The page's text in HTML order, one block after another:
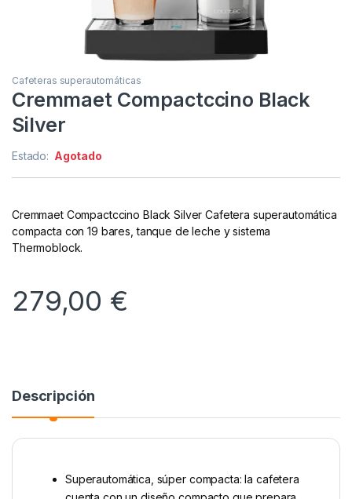
Cafeteras superautomáticas
Cremmaet Compactccino Black
Silver
Estado: Agotado
Cremmaet Compactccino Black Silver Cafetera superautomática
compacta con 19 bares, tanque de leche y sistema
Thermoblock.
279,00 €
Descripción
Superautomática, súper compacta: la cafetera